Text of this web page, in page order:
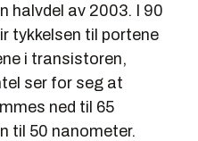
halvdel av 2003. I 90
tykkelsen til portene
i transistoren,
ser for seg at
ned til 65
til 50 nanometer.